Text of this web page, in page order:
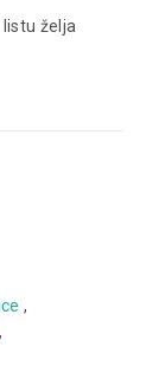
listu želja
,
,